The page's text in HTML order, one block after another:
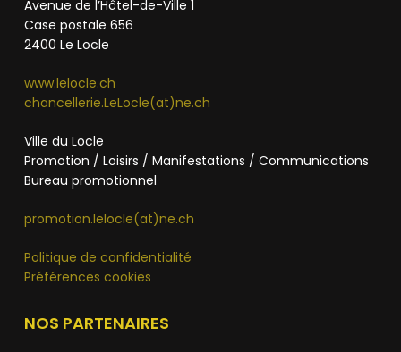
Avenue de l’Hôtel-de-Ville 1
Case postale 656
2400 Le Locle
www.lelocle.ch
chancellerie.LeLocle(at)ne.ch
Ville du Locle
Promotion / Loisirs / Manifestations / Communications
Bureau promotionnel
promotion.lelocle(at)ne.ch
Politique de confidentialité
Préférences cookies
NOS PARTENAIRES